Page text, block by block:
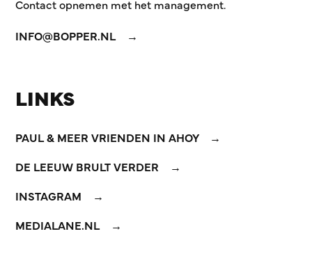
Contact opnemen met het management.
INFO@BOPPER.NL
LINKS
PAUL & MEER VRIENDEN IN AHOY
DE LEEUW BRULT VERDER
INSTAGRAM
MEDIALANE.NL